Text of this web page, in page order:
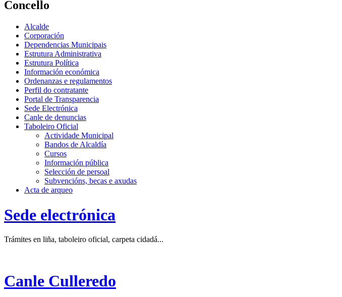
Concello
Alcalde
Corporación
Dependencias Municipais
Estrutura Administrativa
Estrutura Política
Información económica
Ordenanzas e regulamentos
Perfil do contratante
Portal de Transparencia
Sede Electrónica
Canle de denuncias
Taboleiro Oficial
Actividade Municipal
Bandos de Alcaldía
Cursos
Información pública
Selección de persoal
Subvencións, becas e axudas
Acta de arqueo
Sede electrónica
Trámites en liña, taboleiro oficial, carpeta cidadá...
Canle Culleredo